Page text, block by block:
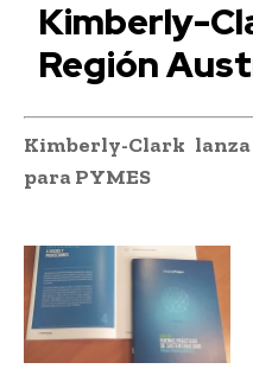
Región
Kimberly-Clark
para PYMES